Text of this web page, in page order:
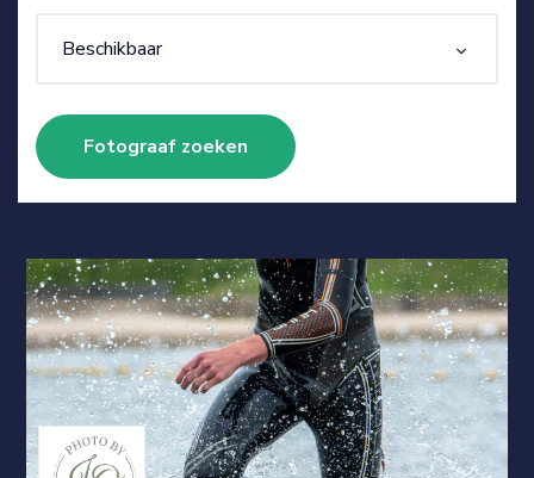
Beschikbaar